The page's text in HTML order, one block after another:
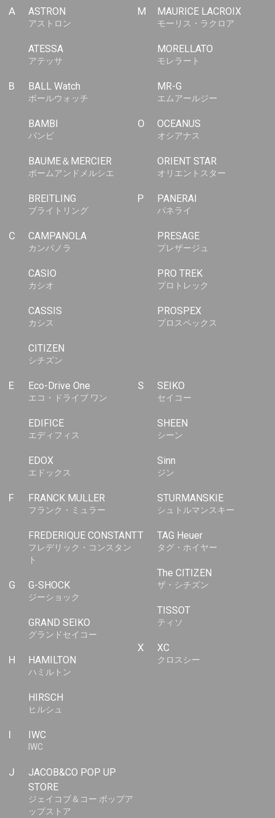
A ASTRON
アストロン
ATESSA
アテッサ
B BALL Watch
ボールウォッチ
BAMBI
バンビ
BAUME＆MERCIER
ボームアンドメルシエ
BREITLING
ブライトリング
C CAMPANOLA
カンパノラ
CASIO
カシオ
CASSIS
カシス
CITIZEN
シチズン
E Eco-Drive One
エコ・ドライブ ワン
EDIFICE
エディフィス
EDOX
エドックス
F FRANCK MULLER
フランク・ミュラー
FREDERIQUE CONSTANT
フレデリック・コンスタン
ト
G G-SHOCK
ジーショック
GRAND SEIKO
グランドセイコー
H HAMILTON
ハミルトン
HIRSCH
ヒルシュ
IWC
IWC
J
JACOB&CO POP UP
STORE
ジェイコブ＆コー ポップア
ップストア
M MAURICE LACROIX
モーリス・ラクロア
MORELLATO
モレラート
MR-G
エムアールジー
O OCEANUS
オシアナス
ORIENT STAR
オリエントスター
P PANERAI
パネライ
PRESAGE
プレザージュ
PRO TREK
プロトレック
PROSPEX
プロスペックス
S SEIKO
セイコー
SHEEN
シーン
Sinn
ジン
STURMANSKIE
シュトルマンスキー
T TAG Heuer
タグ・ホイヤー
The CITIZEN
ザ・シチズン
TISSOT
ティソ
X XC
クロスシー